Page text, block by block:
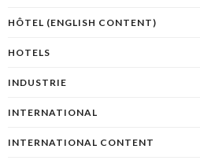
HÔTEL (ENGLISH CONTENT)
HOTELS
INDUSTRIE
INTERNATIONAL
INTERNATIONAL CONTENT